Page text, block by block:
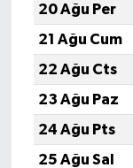
20 Ağu Per
21 Ağu Cum
22 Ağu Cts
23 Ağu Paz
24 Ağu Pts
25 Ağu Sal